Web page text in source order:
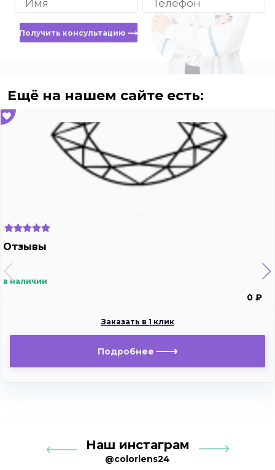
Получить консультацию
Ещё на нашем сайте есть:
Отзывы
в наличии
0 ₽
Заказать в 1 клик
Подробнее
Наш инстаграм
@colorlens24